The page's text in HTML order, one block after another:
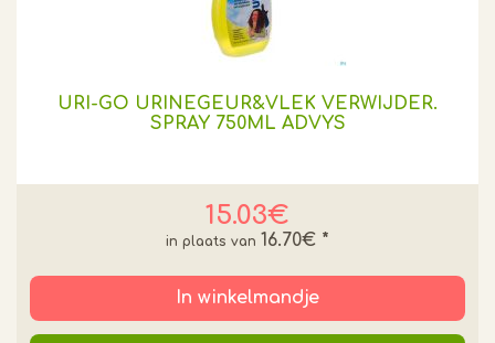
URI-GO URINEGEUR&VLEK VERWIJDER.
SPRAY 750ML ADVYS
15.03€
16.70€ *
In winkelmandje